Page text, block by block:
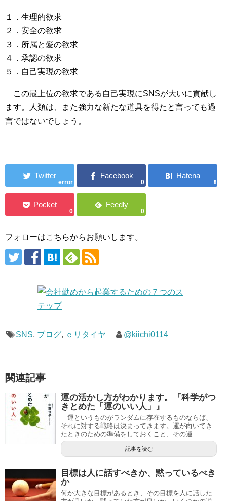
１．生理的欲求
２．安全の欲求
３．所属と愛の欲求
４．承認の欲求
５．自己実現の欲求
この最上位の欲求である自己実現にSNSが大いに貢献し
ます。人類は、また強力な新たな道具を得たと言っても過
言ではないでしょう。
error 0
0 0
フォローはこちらからお願いします。
SNS, ブログ, ｅリタイヤ @kiichi0114
関連記事
運の活かし方がわかります。『科学がつ
きとめた「運のいい人」』
運というものがランダムに存在するものならば、
それに対する戦略は決まってきます。運が向いてき
たときのための準備をしておくこと、その運...
記事を読む
目標は人に話すべきか、黙っているべき
か
何か大きな目標があるとき、その目標を人に話した